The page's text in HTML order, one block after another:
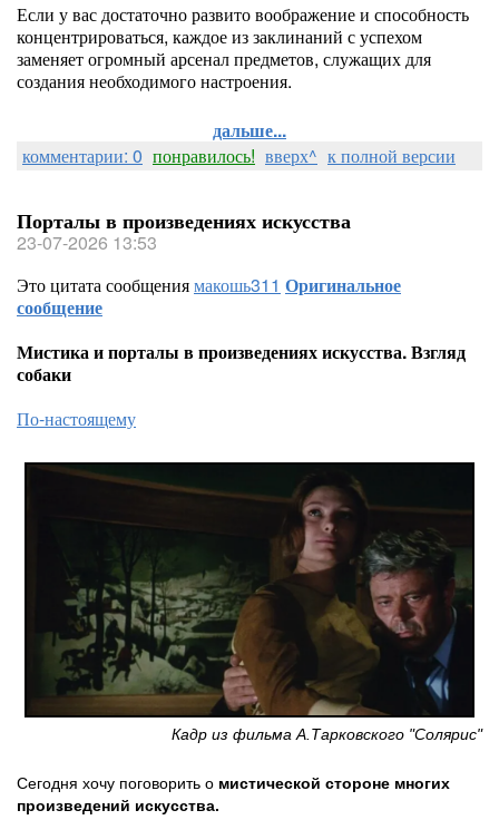
Если у вас достаточно развито воображение и способность
концентрироваться, каждое из заклинаний с успехом
заменяет огромный арсенал предметов, служащих для
создания необходимого настроения.
дальше...
комментарии: 0 понравилось! вверх^ к полной версии
Порталы в произведениях искусства
23-07-2026 13:53
Это цитата сообщениямакошь311 Оригинальное
сообщение
Мистика и порталы в произведениях искусства. Взгляд
собаки
По-настоящему
Кадр из фильма А.Тарковского "Солярис"
Сегодня хочу поговорить о мистической стороне многих
произведений искусства.